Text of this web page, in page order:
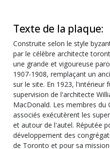
Texte de la plaque:
Construite selon le style
par le célèbre architecte
une grande et vigoureuse
1907-1908, remplaçant un
sur le site. En 1923, l'intérieur
supervision de l'architecte
MacDonald. Les membres du
associés exécutèrent les
et autour de l'autel. Réputée
développement des
de Toronto et pour sa